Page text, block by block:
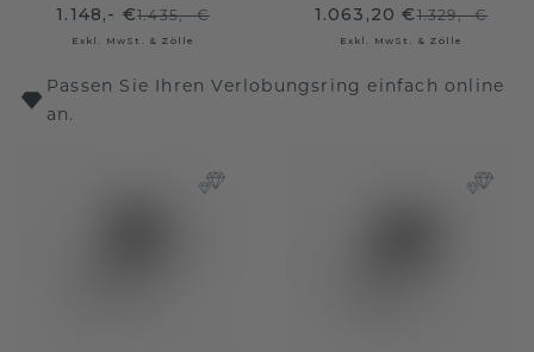
1.148,- €1.435,- €
Exkl. MwSt. & Zölle
1.063,20 €1.329,- €
Exkl. MwSt. & Zölle
Passen Sie Ihren Verlobungsring einfach online
an.